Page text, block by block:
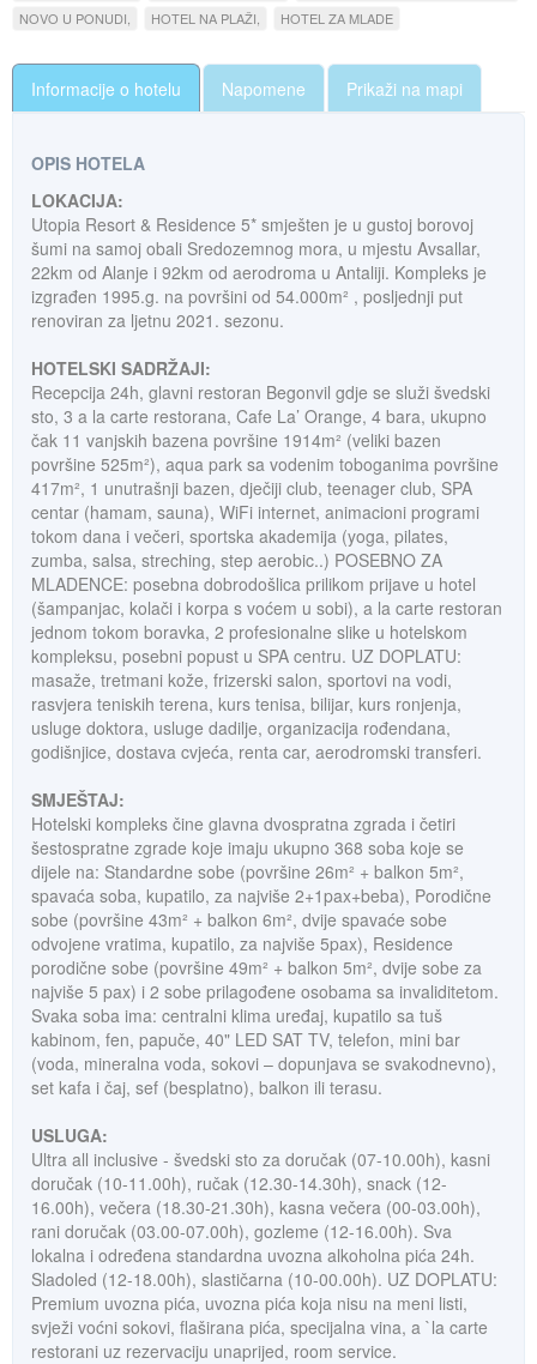
NOVO U PONUDI
HOTEL NA PLAŽI HOTEL ZA MLADE
Informacije o hotelu Napomene Prikaži na mapi
OPIS HOTELA
LOKACIJA:
Utopia Resort & Residence 5* smješten je u gustoj borovoj
šumi na samoj obali Sredozemnog mora, u mjestu Avsallar,
22km od Alanje i 92km od aerodroma u Antaliji. Kompleks je
izgrađen 1995.g. na površini od 54.000m² , posljednji put
renoviran za ljetnu 2021. sezonu.
HOTELSKI SADRŽAJI:
Recepcija 24h, glavni restoran Begonvil gdje se služi švedski
sto, 3 a la carte restorana, Cafe La’ Orange, 4 bara, ukupno
čak 11 vanjskih bazena površine 1914m² (veliki bazen
površine 525m²), aqua park sa vodenim toboganima površine
417m², 1 unutrašnji bazen, dječiji club, teenager club, SPA
centar (hamam, sauna), WiFi internet, animacioni programi
tokom dana i večeri, sportska akademija (yoga, pilates,
zumba, salsa, streching, step aerobic..) POSEBNO ZA
MLADENCE: posebna dobrodošlica prilikom prijave u hotel
(šampanjac, kolači i korpa s voćem u sobi), a la carte restoran
jednom tokom boravka, 2 profesionalne slike u hotelskom
kompleksu, posebni popust u SPA centru. UZ DOPLATU:
masaže, tretmani kože, frizerski salon, sportovi na vodi,
rasvjera teniskih terena, kurs tenisa, bilijar, kurs ronjenja,
usluge doktora, usluge dadilje, organizacija rođendana,
godišnjice, dostava cvjeća, renta car, aerodromski transferi.
SMJEŠTAJ:
Hotelski kompleks čine glavna dvospratna zgrada i četiri
šestospratne zgrade koje imaju ukupno 368 soba koje se
dijele na: Standardne sobe (površine 26m² + balkon 5m²,
spavaća soba, kupatilo, za najviše 2+1pax+beba), Porodične
sobe (površine 43m² + balkon 6m², dvije spavaće sobe
odvojene vratima, kupatilo, za najviše 5pax), Residence
porodične sobe (površine 49m² + balkon 5m², dvije sobe za
najviše 5 pax) i 2 sobe prilagođene osobama sa invaliditetom.
Svaka soba ima: centralni klima uređaj, kupatilo sa tuš
kabinom, fen, papuče, 40" LED SAT TV, telefon, mini bar
(voda, mineralna voda, sokovi – dopunjava se svakodnevno),
set kafa i čaj, sef (besplatno), balkon ili terasu.
USLUGA:
Ultra all inclusive - švedski sto za doručak (07-10.00h), kasni
doručak (10-11.00h), ručak (12.30-14.30h), snack (12-
16.00h), večera (18.30-21.30h), kasna večera (00-03.00h),
rani doručak (03.00-07.00h), gozleme (12-16.00h). Sva
lokalna i određena standardna uvozna alkoholna pića 24h.
Sladoled (12-18.00h), slastičarna (10-00.00h). UZ DOPLATU:
Premium uvozna pića, uvozna pića koja nisu na meni listi,
svježi voćni sokovi, flaširana pića, specijalna vina, a `la carte
restorani uz rezervaciju unaprijed, room service.